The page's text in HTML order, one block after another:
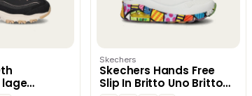
lage
Skechers
Skechers Hands Free
Slip In Britto Uno Britto